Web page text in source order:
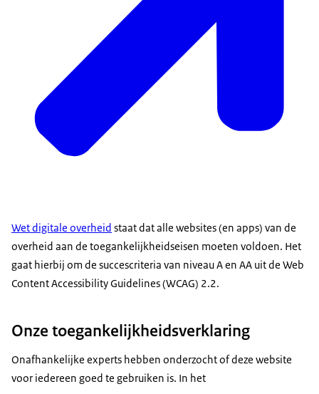
Wet digitale overheid staat dat alle websites (en apps) van de
overheid aan de toegankelijkheidseisen moeten voldoen. Het
gaat hierbij om de succescriteria van niveau A en AA uit de Web
Content Accessibility Guidelines (WCAG) 2.2.
Onze toegankelijkheidsverklaring
Onafhankelijke experts hebben onderzocht of deze website
voor iedereen goed te gebruiken is. In het